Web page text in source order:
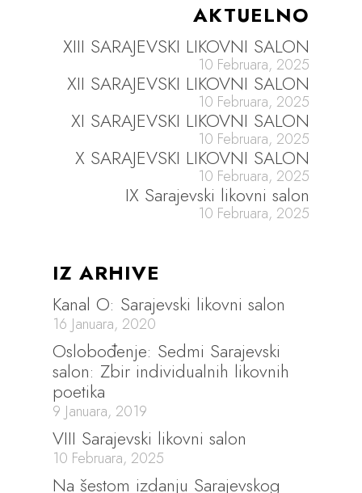
AKTUELNO
XIII SARAJEVSKI LIKOVNI SALON
10 Februara, 2025
XII SARAJEVSKI LIKOVNI SALON
10 Februara, 2025
XI SARAJEVSKI LIKOVNI SALON
10 Februara, 2025
X SARAJEVSKI LIKOVNI SALON
10 Februara, 2025
IX Sarajevski likovni salon
10 Februara, 2025
IZ ARHIVE
Kanal O: Sarajevski likovni salon
16 Januara, 2020
Oslobođenje: Sedmi Sarajevski
salon: Zbir individualnih likovnih
poetika
9 Januara, 2019
VIII Sarajevski likovni salon
10 Februara, 2025
Na šestom izdanju Sarajevskog